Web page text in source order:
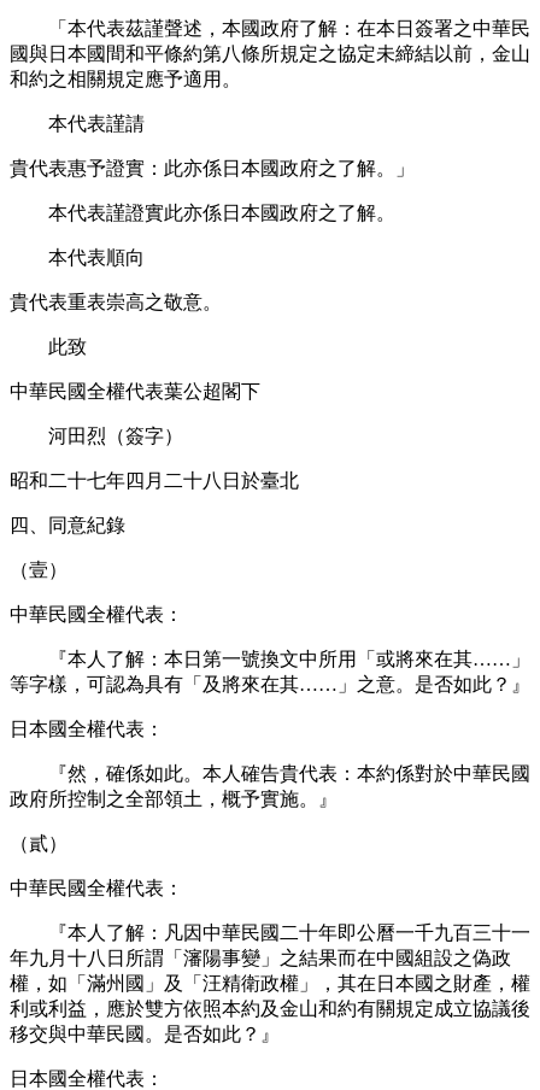
「本代表茲謹聲述，本國政府了解：在本日簽署之中華民
國與日本國間和平條約第八條所規定之協定未締結以前，金山
和約之相關規定應予適用。
本代表謹請
貴代表惠予證實：此亦係日本國政府之了解。」
本代表謹證實此亦係日本國政府之了解。
本代表順向
貴代表重表崇高之敬意。
此致
中華民國全權代表葉公超閣下
河田烈（簽字）
昭和二十七年四月二十八日於臺北
四、同意紀錄
（壹）
中華民國全權代表：
『本人了解：本日第一號換文中所用「或將來在其……」
等字樣，可認為具有「及將來在其……」之意。是否如此？』
日本國全權代表：
『然，確係如此。本人確告貴代表：本約係對於中華民國
政府所控制之全部領土，概予實施。』
（貳）
中華民國全權代表：
『本人了解：凡因中華民國二十年即公曆一千九百三十一
年九月十八日所謂「瀋陽事變」之結果而在中國組設之偽政
權，如「滿州國」及「汪精衛政權」，其在日本國之財產，權
利或利益，應於雙方依照本約及金山和約有關規定成立協議後
移交與中華民國。是否如此？』
日本國全權代表：